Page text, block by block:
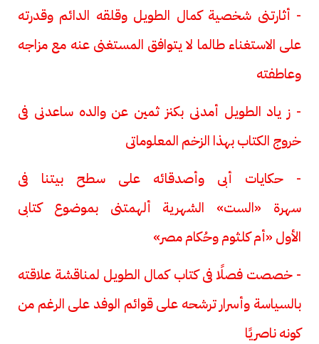
- أثارتنى شخصية كمال الطويل وقلقه الدائم وقدرته
على الاستغناء طالما لا يتوافق المستغنى عنه مع مزاجه
وعاطفته
- ز ياد الطويل أمدنى بكنز ثمين عن والده ساعدنى فى
خروج الكتاب بهذا الزخم المعلوماتى
- حكايات أبى وأصدقائه على سطح بيتنا فى
سهرة «الست» الشهرية ألهمتنى بموضوع كتابى
الأول «أم كلثوم وحُكام مصر»
- خصصت فصلًا فى كتاب كمال الطويل لمناقشة علاقته
بالسياسة وأسرار ترشحه على قوائم الوفد على الرغم من
كونه ناصريًا